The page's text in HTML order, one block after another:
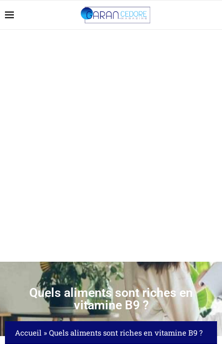
Quels aliments sont riches en
vitamine B9 ?
Accueil » Quels aliments sont riches en vitamine B9 ?